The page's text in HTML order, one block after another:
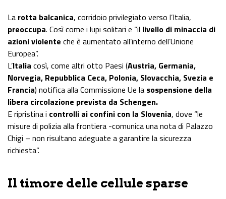
La rotta balcanica, corridoio privilegiato verso l’Italia,
preoccupa. Così come i lupi solitari e “il livello di minaccia di
azioni violente che è aumentato all’interno dell’Unione
Europea”.
L’Italia così, come altri otto Paesi (Austria, Germania,
Norvegia, Repubblica Ceca, Polonia, Slovacchia, Svezia e
Francia) notifica alla Commissione Ue la sospensione della
libera circolazione prevista da Schengen.
E ripristina i controlli ai confini con la Slovenia, dove “le
misure di polizia alla frontiera -comunica una nota di Palazzo
Chigi – non risultano adeguate a garantire la sicurezza
richiesta”.
Il timore delle cellule sparse